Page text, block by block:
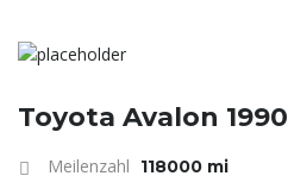
Toyota Avalon 1990
Meilenzahl 118000 mi